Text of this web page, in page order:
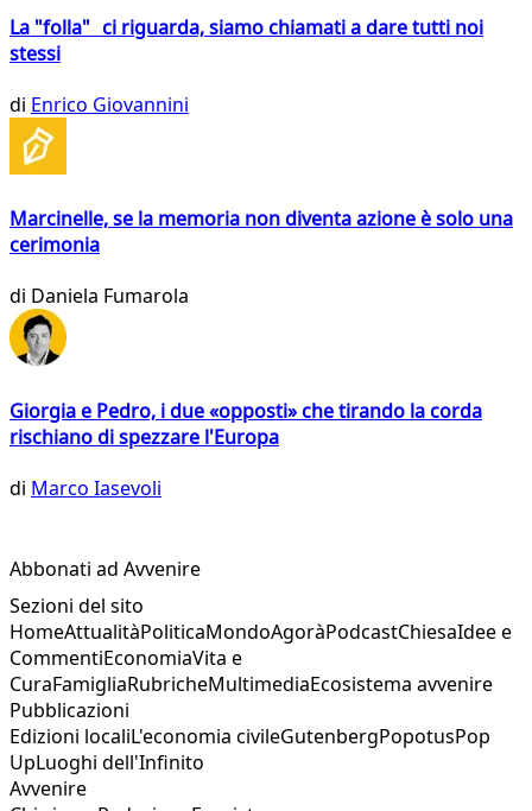
La "folla" ci riguarda, siamo chiamati a dare tutti noi
stessi
di Enrico Giovannini
Marcinelle, se la memoria non diventa azione è solo una
cerimonia
di Daniela Fumarola
Giorgia e Pedro, i due «opposti» che tirando la corda
rischiano di spezzare l'Europa
di Marco Iasevoli
Abbonati ad Avvenire
Sezioni del sito
HomeAttualitàPoliticaMondoAgoràPodcastChiesaIdee e
CommentiEconomiaVita e
CuraFamigliaRubricheMultimediaEcosistema avvenire
Pubblicazioni
Edizioni localiL'economia civileGutenbergPopotusPop
UpLuoghi dell'Infinito
Avvenire